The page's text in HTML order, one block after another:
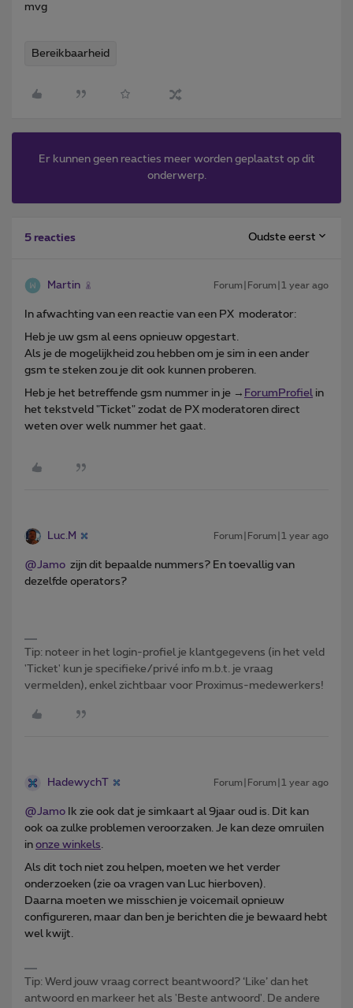
mvg
Bereikbaarheid
Er kunnen geen reacties meer worden geplaatst op dit
onderwerp.
5 reacties Oudste eerst
Martin Forum|Forum|1 year ago
In afwachting van een reactie van een PX moderator:
Heb je uw gsm al eens opnieuw opgestart.
Als je de mogelijkheid zou hebben om je sim in een ander
gsm te steken zou je dit ook kunnen proberen.
Heb je het betreffende gsm nummer in je → ForumProfiel in
het tekstveld "Ticket" zodat de PX moderatoren direct
weten over welk nummer het gaat.
Luc.M Forum|Forum|1 year ago
@Jamo zijn dit bepaalde nummers? En toevallig van
dezelfde operators?
Tip: noteer in het login-profiel je klantgegevens (in het veld
'Ticket' kun je specifieke/privé info m.b.t. je vraag
vermelden), enkel zichtbaar voor Proximus-medewerkers!
HadewychT Forum|Forum|1 year ago
@Jamo Ik zie ook dat je simkaart al 9jaar oud is. Dit kan
ook oa zulke problemen veroorzaken. Je kan deze omruilen
in onze winkels
Als dit toch niet zou helpen, moeten we het verder
onderzoeken (zie oa vragen van Luc hierboven).
Daarna moeten we misschien je voicemail opnieuw
configureren, maar dan ben je berichten die je bewaard hebt
wel kwijt.
Tip: Werd jouw vraag correct beantwoord? ‘Like’ dan het
antwoord en markeer het als 'Beste antwoord'. De andere